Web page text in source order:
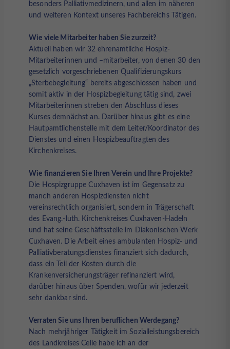
besonders Palliativmedizinern, und allen im näheren
und weiteren Kontext unseres Fachbereichs Tätigen.
Wie viele Mitarbeiter haben Sie zurzeit?
Aktuell haben wir 32 ehrenamtliche Hospiz-
Mitarbeiterinnen und –mitarbeiter, von denen 30 den
gesetzlich vorgeschriebenen Qualifizierungskurs
„Sterbebegleitung“ bereits abgeschlossen haben und
somit aktiv in der Hospizbegleitung tätig sind, zwei
Mitarbeiterinnen streben den Abschluss dieses
Kurses demnächst an. Darüber hinaus gibt es eine
Hautpamtlichenstelle mit dem Leiter/Koordinator des
Dienstes und einen Hospizbeauftragten des
Kirchenkreises.
Wie finanzieren Sie Ihren Verein und Ihre Projekte?
Die Hospizgruppe Cuxhaven ist im Gegensatz zu
manch anderen Hospizdiensten nicht
vereinsrechtlich organisiert, sondern in Trägerschaft
des Evang.-luth. Kirchenkreises Cuxhaven-Hadeln
und hat seine Geschäftsstelle im Diakonischen Werk
Cuxhaven. Die Arbeit eines ambulanten Hospiz- und
Palliativberatungsdienstes finanziert sich dadurch,
dass ein Teil der Kosten durch die
Krankenversicherungsträger refinanziert wird,
darüber hinaus über Spenden, wofür wir jederzeit
sehr dankbar sind.
Verraten Sie uns Ihren beruflichen Werdegang?
Nach mehrjähriger Tätigkeit im Sozialleistungsbereich
des Landkreises Celle habe ich an der